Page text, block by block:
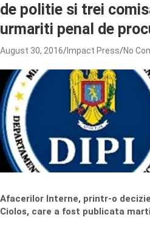
de politie si trei
urmariti penal de
August 30, 2016 Impact Press No
Afacerilor Interne, printr-o
Ciolos, care a fost publicata